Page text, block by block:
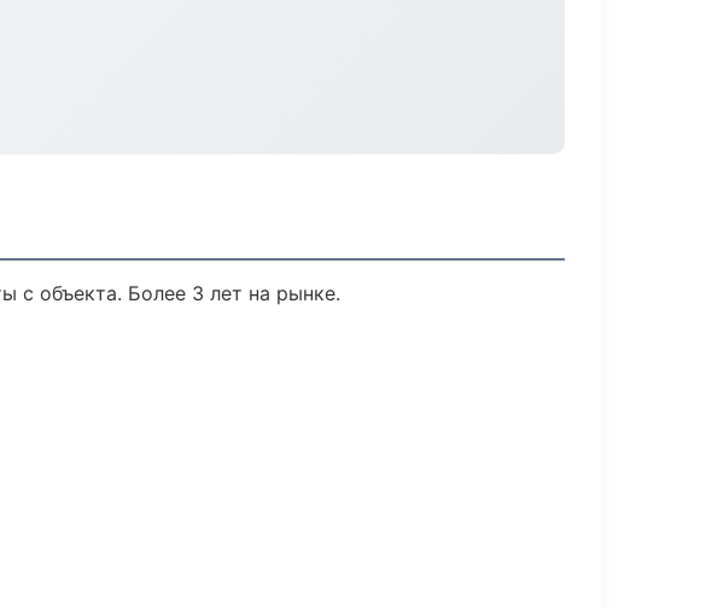
с объекта. Более 3 лет на рынке.